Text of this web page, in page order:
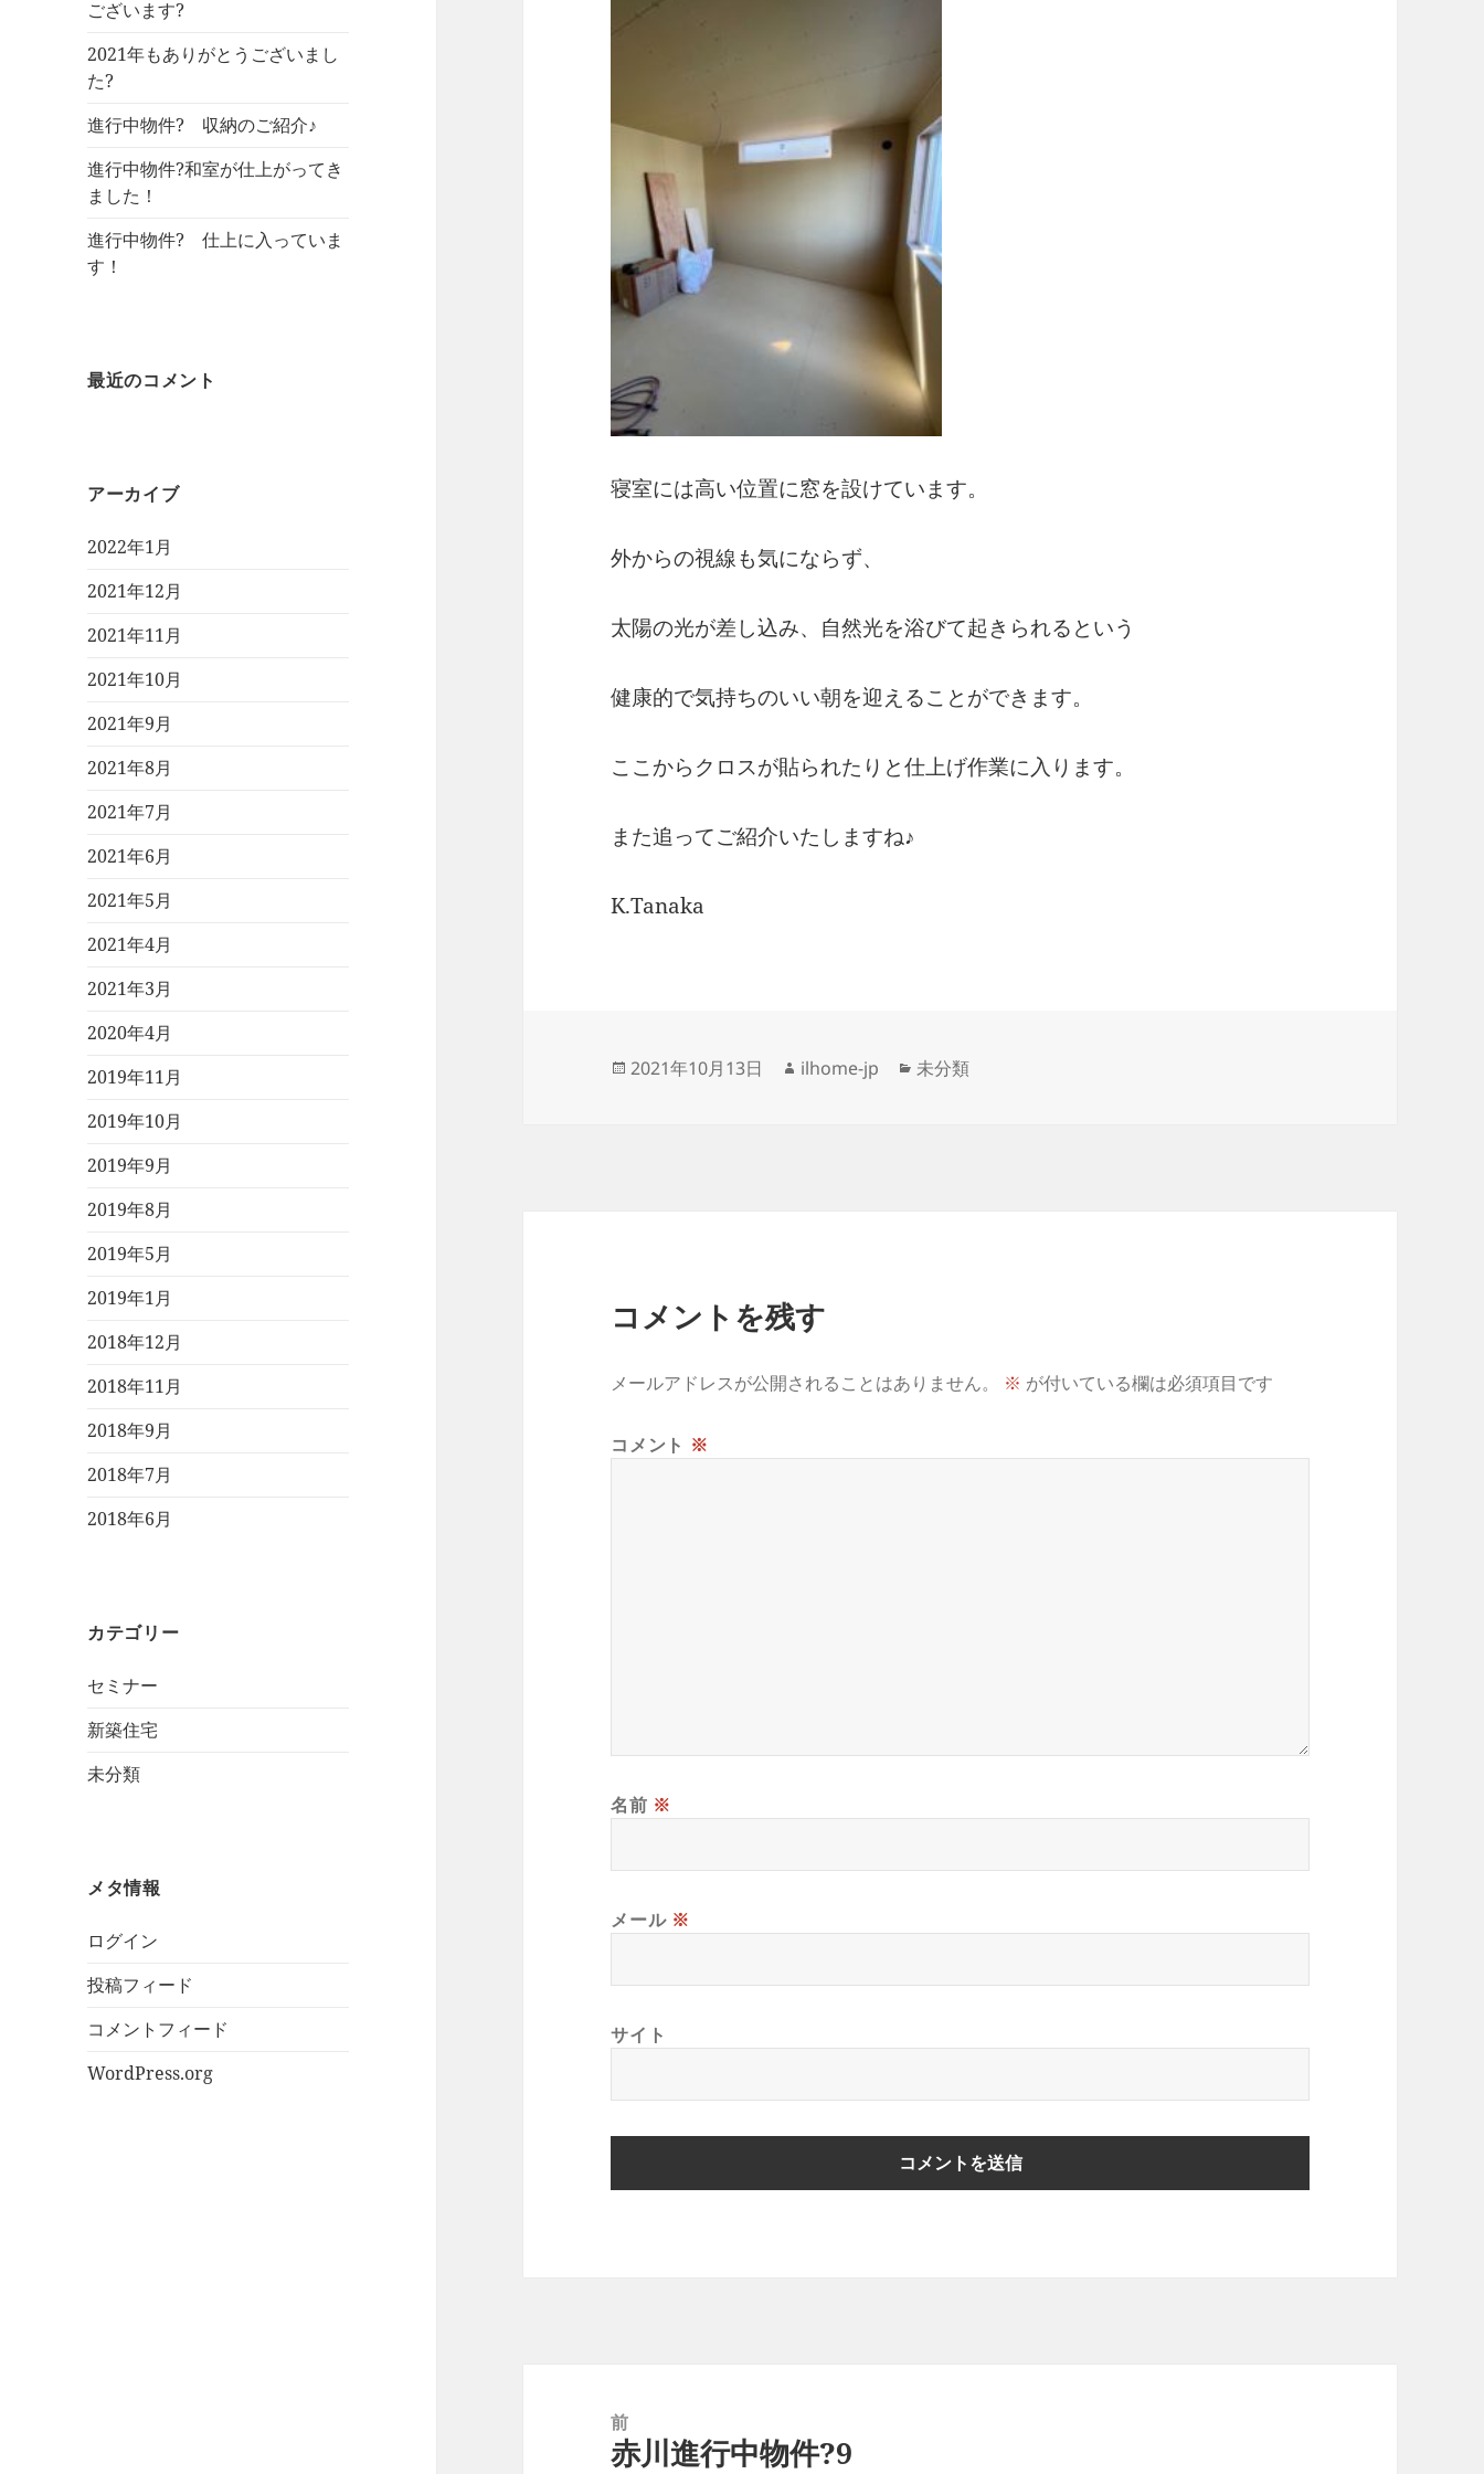
ございます?
2021年もありがとうございまし
た?
進行中物件? 収納のご紹介♪
進行中物件?和室が仕上がってき
ました！
進行中物件? 仕上に入っていま
す！
最近のコメント
アーカイブ
2022年1月
2021年12月
2021年11月
2021年10月
2021年9月
2021年8月
2021年7月
2021年6月
2021年5月
2021年4月
2021年3月
2020年4月
2019年11月
2019年10月
2019年9月
2019年8月
2019年5月
2019年1月
2018年12月
2018年11月
2018年9月
2018年7月
2018年6月
カテゴリー
セミナー
新築住宅
未分類
メタ情報
ログイン
投稿フィード
コメントフィード
WordPress.org
寝室には高い位置に窓を設けています。
外からの視線も気にならず、
太陽の光が差し込み、自然光を浴びて起きられるという
健康的で気持ちのいい朝を迎えることができます。
ここからクロスが貼られたりと仕上げ作業に入ります。
また追ってご紹介いたしますね♪
K.Tanaka
投
2021年10月13日
作
ilhome-jp
カ
未分類
コメントを残す
メールアドレスが公開されることはありません。 ※ が付いている欄は必須項目です
コメント ※
名前 ※
メール ※
サイト
前
前
赤川進行中物件?9